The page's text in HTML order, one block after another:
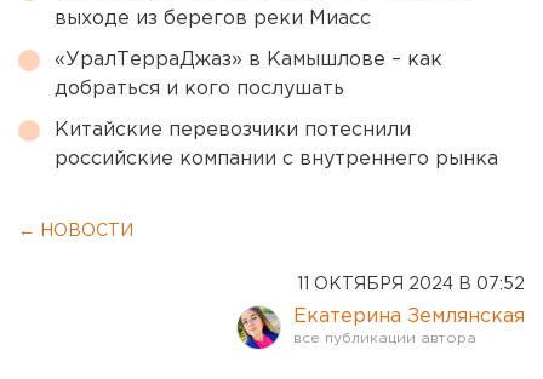
выходе из берегов реки Миасс
«УралТерраДжаз» в Камышлове – как
добраться и кого послушать
Китайские перевозчики потеснили
российские компании с внутреннего рынка
← НОВОСТИ
11 ОКТЯБРЯ 2024 В 07:52
Екатерина Землянская